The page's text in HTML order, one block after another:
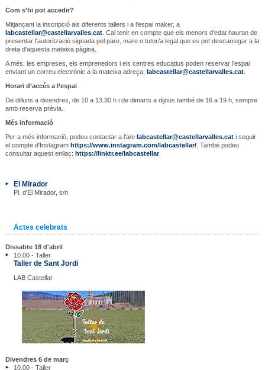
Com s’hi pot accedir?
Mitjançant la inscripció als diferents tallers i a l’espai maker, a
labcastellar@castellarvalles.cat. Cal tenir en compte que els menors d'edat hauran de
presentar l'autorització signada pel pare, mare o tutor/a legal que es pot descarregar a la
dreta d'aquesta mateixa pàgina.
A més, les empreses, els emprenedors i els centres educatius poden reservar l’espai
enviant un correu electrònic a la mateixa adreça, labcastellar@castellarvalles.cat.
Horari d’accés a l’espai
De dilluns a divendres, de 10 a 13.30 h i de dimarts a dijous també de 16 a 19 h, sempre
amb reserva prèvia.
Més informació
Per a més informació, podeu contactar a l’a/e labcastellar@castellarvalles.cati seguir
el compte d'Instagram https://www.instagram.com/labcastellar/. També podeu
consultar aquest enllaç: https://linktr.ee/labcastellar.
El Mirador
Pl. d'El Mirador, s/n
Actes celebrats
Dissabte 18 d'abril
10.00 - Taller
Taller de Sant Jordi
LAB Castellar
Divendres 6 de març
10.00 - Taller